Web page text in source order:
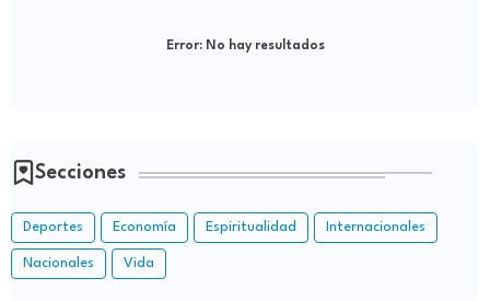
Error:No hay resultados
Secciones
Deportes Economía Espiritualidad Internacionales
Nacionales Vida